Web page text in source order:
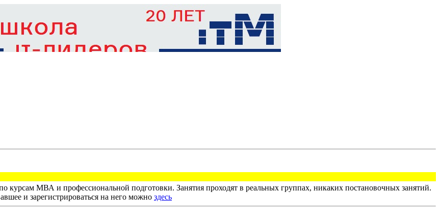
курсам МВА и профессиональной подготовки. Занятия проходят в реальных группах, никаких постановочных занятий.
и зарегистрироваться на него можно здесь